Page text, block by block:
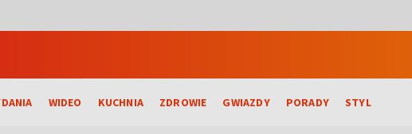
WIDEO KUCHNIA ZDROWIE GWIAZDY PORADY STYL